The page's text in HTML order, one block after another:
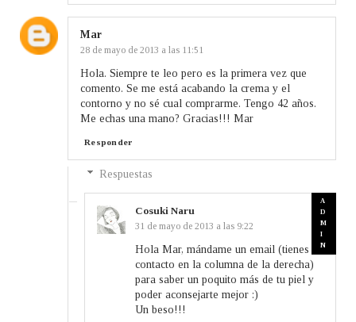
Mar
28 de mayo de 2013 a las 11:51
Hola. Siempre te leo pero es la primera vez que
comento. Se me está acabando la crema y el
contorno y no sé cual comprarme. Tengo 42 años.
Me echas una mano? Gracias!!! Mar
Responder
Respuestas
Cosuki Naru
31 de mayo de 2013 a las 9:22
Hola Mar, mándame un email (tienes el
contacto en la columna de la derecha)
para saber un poquito más de tu piel y
poder aconsejarte mejor :)
Un beso!!!